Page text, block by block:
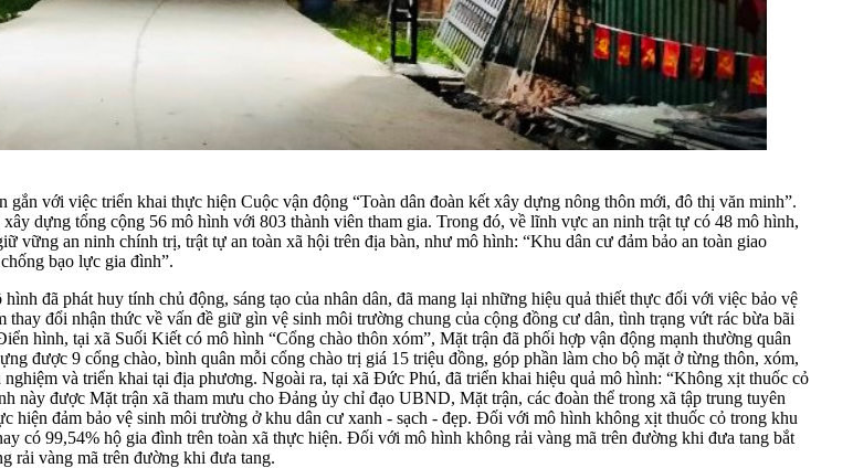
với việc triển khai thực hiện Cuộc vận động “Toàn dân đoàn kết xây dựng nông thôn mới, đô thị văn minh”.
dựng tổng cộng 56 mô hình với 803 thành viên tham gia. Trong đó, về lĩnh vực an ninh trật tự có 48 mô hình,
vững an ninh chính trị, trật tự an toàn xã hội trên địa bàn, như mô hình: “Khu dân cư đảm bảo an toàn giao
bạo lực gia đình”.
đã phát huy tính chủ động, sáng tạo của nhân dân, đã mang lại những hiệu quả thiết thực đối với việc bảo vệ
đổi nhận thức về vấn đề giữ gìn vệ sinh môi trường chung của cộng đồng cư dân, tình trạng vứt rác bừa bãi
hình, tại xã Suối Kiết có mô hình “Cổng chào thôn xóm”, Mặt trận đã phối hợp vận động mạnh thường quân
được 9 cổng chào, bình quân mỗi cổng chào trị giá 15 triệu đồng, góp phần làm cho bộ mặt ở từng thôn, xóm,
và triển khai tại địa phương. Ngoài ra, tại xã Đức Phú, đã triển khai hiệu quả mô hình: “Không xịt thuốc cỏ
này được Mặt trận xã tham mưu cho Đảng ủy chỉ đạo UBND, Mặt trận, các đoàn thể trong xã tập trung tuyên
hiện đảm bảo vệ sinh môi trường ở khu dân cư xanh - sạch - đẹp. Đối với mô hình không xịt thuốc cỏ trong khu
có 99,54% hộ gia đình trên toàn xã thực hiện. Đối với mô hình không rải vàng mã trên đường khi đưa tang bắt
rải vàng mã trên đường khi đưa tang.